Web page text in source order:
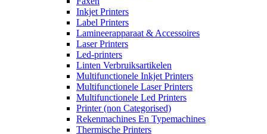
Inkjet Printers
Label Printers
Lamineerapparaat & Accessoires
Laser Printers
Led-printers
Linten Verbruiksartikelen
Multifunctionele Inkjet Printers
Multifunctionele Laser Printers
Multifunctionele Led Printers
Printer (non Categorised)
Rekenmachines En Typemachines
Thermische Printers